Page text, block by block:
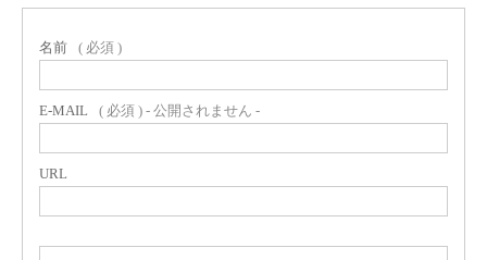
名前 ( 必須 )
E-MAIL ( 必須 ) - 公開されません -
URL